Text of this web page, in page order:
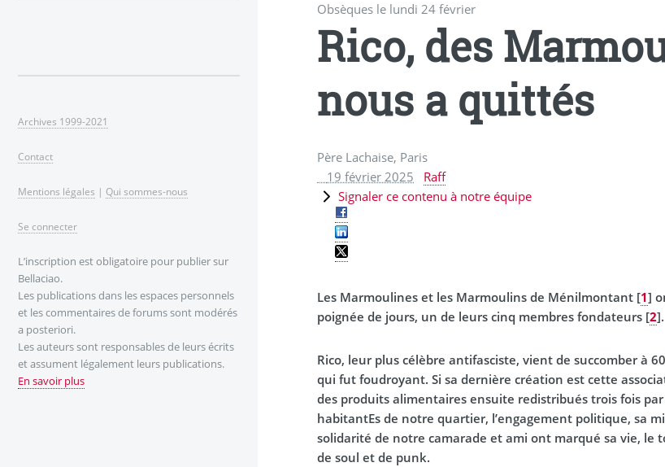
Obsèques le lundi 24 février
Rico, des
nous a quittés
Père Lachaise, Paris
19 février 2025
Raff
Signaler ce contenu à notre équipe
Les Marmoulines et les Marmoulins de Ménilmontant [1]
poignée de jours, un de leurs cinq membres fondateurs [2].
Rico, leur plus célèbre antifasciste, vient de succomber à
qui fut foudroyant. Si sa dernière création est cette
des produits alimentaires ensuite redistribués trois fois
habitantEs de notre quartier, l’engagement politique, sa
solidarité de notre camarade et ami ont marqué sa vie, le
de soul et de punk.
Archives 1999-2021
Contact
Mentions légales | Qui sommes-nous
Se connecter
L’inscription est obligatoire pour publier sur
Bellaciao.
Les publications dans les espaces personnels
et les commentaires de forums sont modérés
a posteriori.
Les auteurs sont responsables de leurs écrits
et assument légalement leurs publications.
En savoir plus